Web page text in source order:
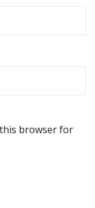
this browser for